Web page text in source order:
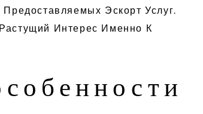
Эскорт Услуг.
Интерес Именно К